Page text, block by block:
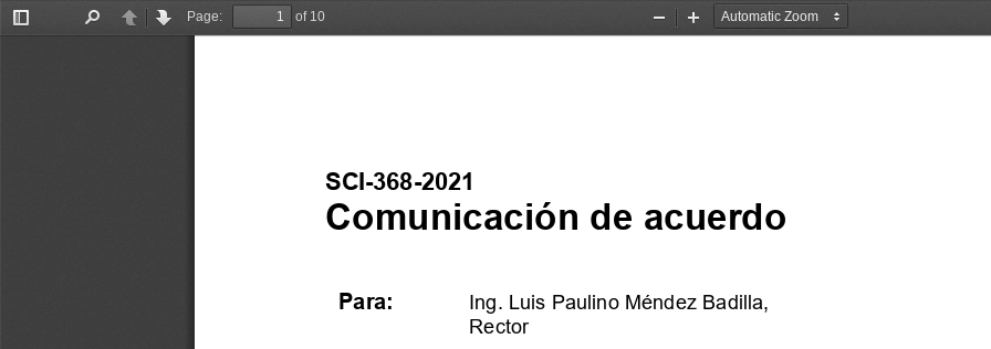
Toggle
PreviousNext
Page:
of 10
Zoom
Zoom
SCI -368-2021
Comunicación de acuerdo
Para: Ing. Luis Paulino Méndez Badilla,
Rector